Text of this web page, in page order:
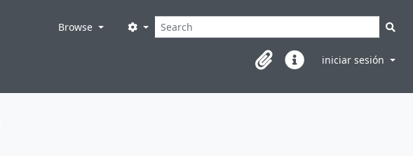
Browse
Búsqueda
Search options
ClipboardEnlaces rápidos
iniciar sesión